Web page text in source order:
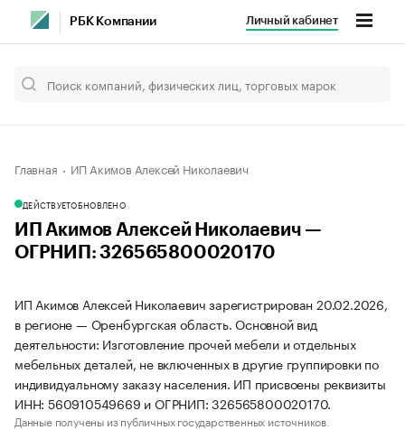
РБК Компании Личный кабинет
Главная ИП Акимов Алексей Николаевич
ДЕЙСТВУЕТОБНОВЛЕНО
ИП Акимов Алексей Николаевич —
ОГРНИП: 326565800020170
ИП Акимов Алексей Николаевич зарегистрирован 20.02.2026,
в регионе — Оренбургская область. Основной вид
деятельности: Изготовление прочей мебели и отдельных
мебельных деталей, не включенных в другие группировки по
индивидуальному заказу населения. ИП присвоены реквизиты
ИНН: 560910549669 и ОГРНИП: 326565800020170.
Данные получены из публичных государственных источников.